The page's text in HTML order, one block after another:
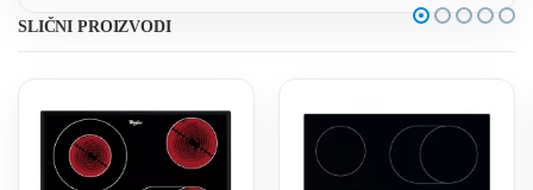
SLIČNI PROIZVODI